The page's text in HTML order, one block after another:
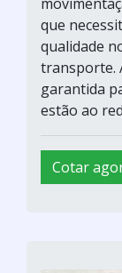
que
qualidade
transporte.
garantida
estão ao
Cotar